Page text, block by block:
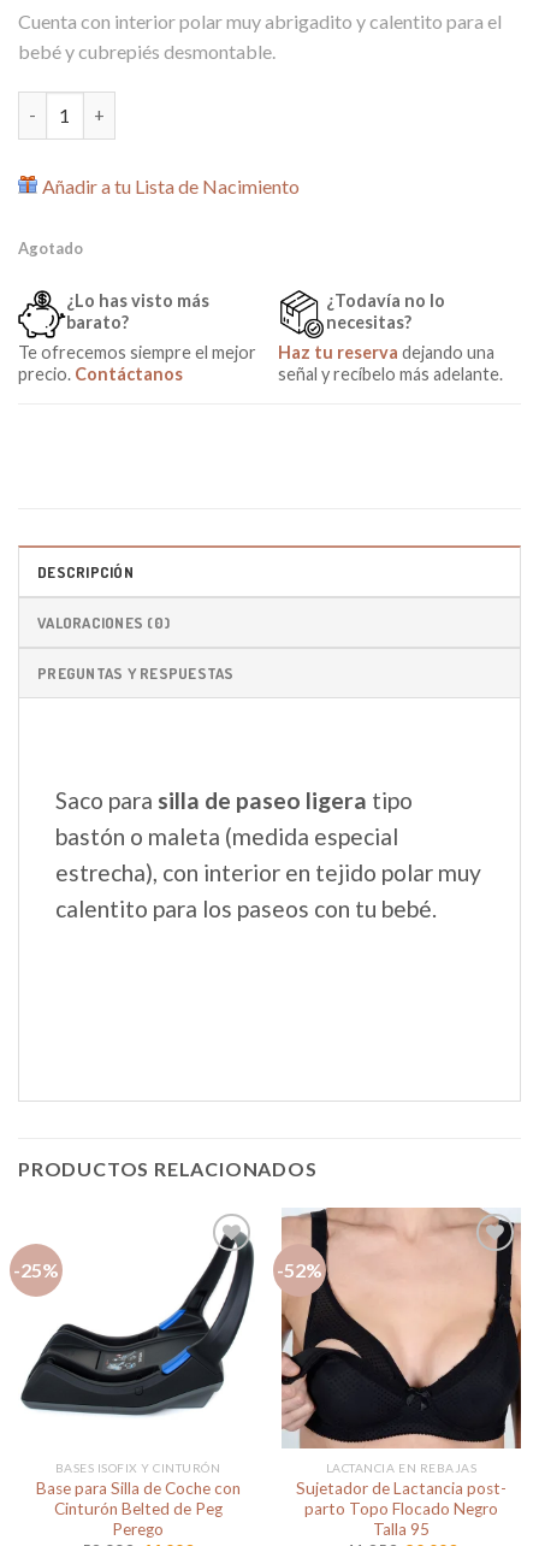
Cuenta con interior polar muy abrigadito y calentito para el
bebé y cubrepiés desmontable.
Añadir a tu Lista de Nacimiento
Agotado
¿Lo has visto más
barato?
Te ofrecemos siempre el mejor
precio. Contáctanos
¿Todavía no lo
necesitas?
Haz tu reserva dejando una
señal y recíbelo más adelante.
DESCRIPCIÓN
VALORACIONES (0)
PREGUNTAS Y RESPUESTAS
Saco para silla de paseo ligera tipo
bastón o maleta (medida especial
estrecha), con interior en tejido polar muy
calentito para los paseos con tu bebé.
PRODUCTOS RELACIONADOS
-25%
Añadir
a la
lista de
deseos
BASES ISOFIX Y CINTURÓN
Base para Silla de Coche con
Cinturón Belted de Peg
Perego
-52%
Añadir
a la
lista de
deseos
LACTANCIA EN REBAJAS
Sujetador de Lactancia post-
parto Topo Flocado Negro
Talla 95